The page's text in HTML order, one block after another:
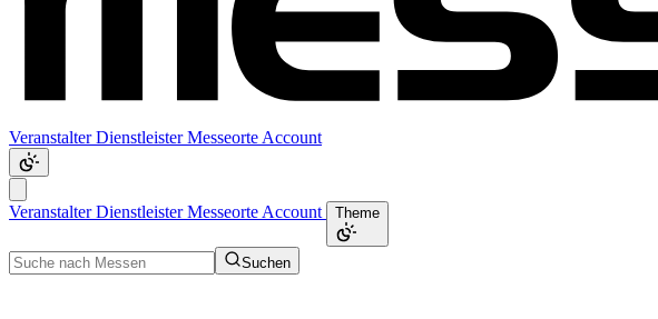
VeranstalterDienstleisterMesseorte Account
VeranstalterDienstleisterMesseorte Account Theme
Suchen